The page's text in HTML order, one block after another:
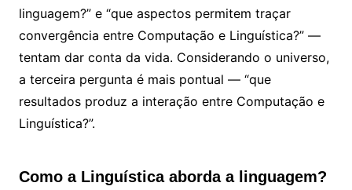
linguagem?” e “que aspectos permitem traçar
convergência entre Computação e Linguística?” —
tentam dar conta da vida. Considerando o universo,
a terceira pergunta é mais pontual — “que
resultados produz a interação entre Computação e
Linguística?”.
Como a Linguística aborda a linguagem?